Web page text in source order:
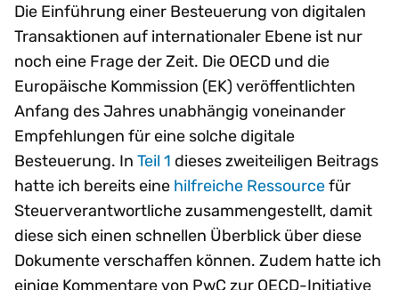
Die Einführung einer Besteuerung von digitalen
Transaktionen auf internationaler Ebene ist nur
noch eine Frage der Zeit. Die OECD und die
Europäische Kommission (EK) veröffentlichten
Anfang des Jahres unabhängig voneinander
Empfehlungen für eine solche digitale
Besteuerung. In Teil 1 dieses zweiteiligen Beitrags
hatte ich bereits eine hilfreiche Ressourcefür
Steuerverantwortliche zusammengestellt, damit
diese sich einen schnellen Überblick über diese
Dokumente verschaffen können. Zudem hatte ich
einige Kommentare von PwC zur OECD-Initiative